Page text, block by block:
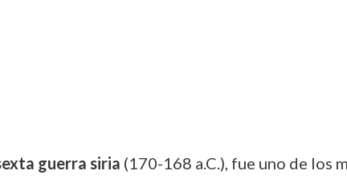
guerra siria (170-168 a.C.), fue uno de los